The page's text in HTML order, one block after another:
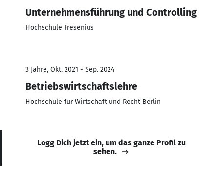
Unternehmensführung und Controlling
Hochschule Fresenius
3 Jahre, Okt. 2021 - Sep. 2024
Betriebswirtschaftslehre
Hochschule für Wirtschaft und Recht Berlin
Logg Dich jetzt ein, um das ganze Profil zu
sehen.